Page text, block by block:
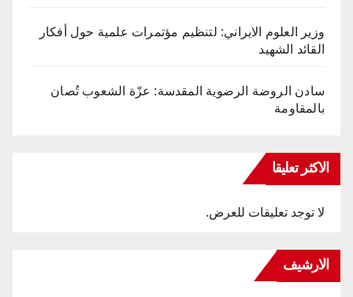
وزير العلوم الايراني: لتنظيم مؤتمرات علمية حول أفكار
القائد الشهيد
سادن الروضة الرضوية المقدسة: عزّة الشعوب تُصان
بالمقاومة
الاكثر تعليقا
لا توجد تعليقات للعرض.
الارشيف